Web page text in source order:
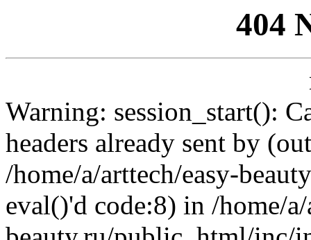
404
Warning: session_start():
headers already sent by
/home/a/arttech/easy-
eval()'d code:8) in /home/